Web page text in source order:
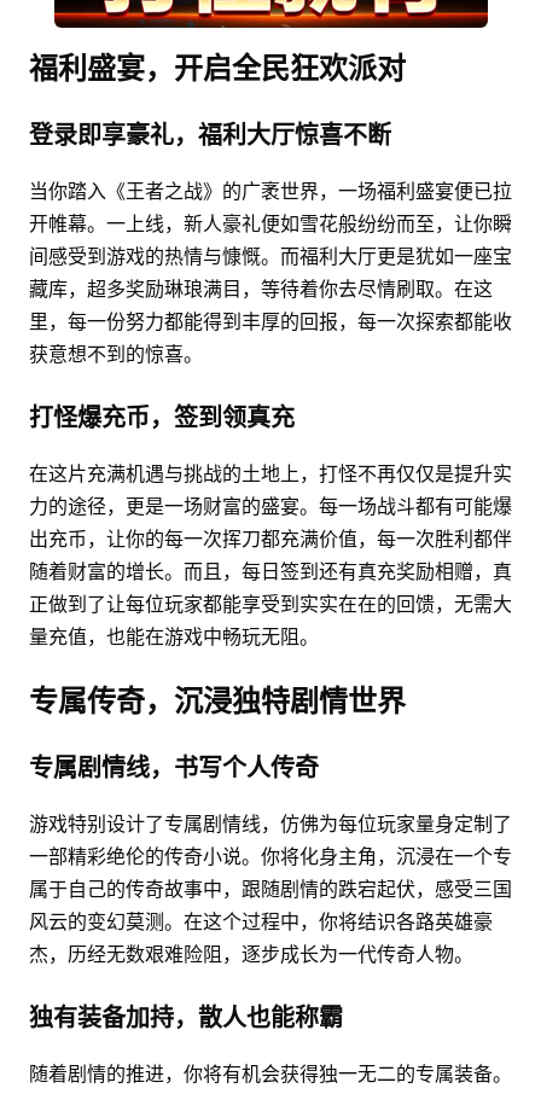
福利盛宴，开启全民狂欢派对
登录即享豪礼，福利大厅惊喜不断
当你踏入《王者之战》的广袤世界，一场福利盛宴便已拉
开帷幕。一上线，新人豪礼便如雪花般纷纷而至，让你瞬
间感受到游戏的热情与慷慨。而福利大厅更是犹如一座宝
藏库，超多奖励琳琅满目，等待着你去尽情刷取。在这
里，每一份努力都能得到丰厚的回报，每一次探索都能收
获意想不到的惊喜。
打怪爆充币，签到领真充
在这片充满机遇与挑战的土地上，打怪不再仅仅是提升实
力的途径，更是一场财富的盛宴。每一场战斗都有可能爆
出充币，让你的每一次挥刀都充满价值，每一次胜利都伴
随着财富的增长。而且，每日签到还有真充奖励相赠，真
正做到了让每位玩家都能享受到实实在在的回馈，无需大
量充值，也能在游戏中畅玩无阻。
专属传奇，沉浸独特剧情世界
专属剧情线，书写个人传奇
游戏特别设计了专属剧情线，仿佛为每位玩家量身定制了
一部精彩绝伦的传奇小说。你将化身主角，沉浸在一个专
属于自己的传奇故事中，跟随剧情的跌宕起伏，感受三国
风云的变幻莫测。在这个过程中，你将结识各路英雄豪
杰，历经无数艰难险阻，逐步成长为一代传奇人物。
独有装备加持，散人也能称霸
随着剧情的推进，你将有机会获得独一无二的专属装备。